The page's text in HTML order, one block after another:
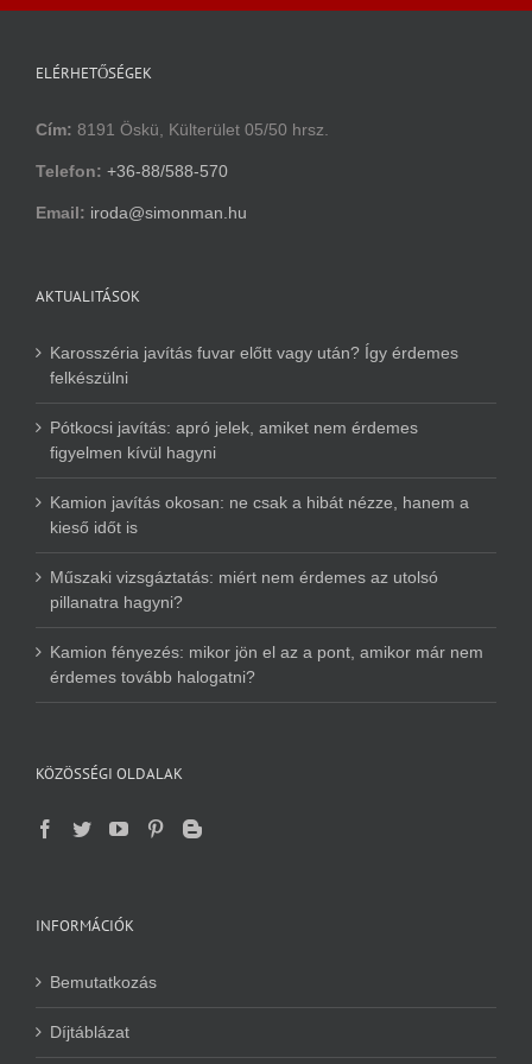
ELÉRHETŐSÉGEK
Cím: 8191 Öskü, Külterület 05/50 hrsz.
Telefon: +36-88/588-570
Email: iroda@simonman.hu
AKTUALITÁSOK
Karosszéria javítás fuvar előtt vagy után? Így érdemes
felkészülni
Pótkocsi javítás: apró jelek, amiket nem érdemes
figyelmen kívül hagyni
Kamion javítás okosan: ne csak a hibát nézze, hanem a
kieső időt is
Műszaki vizsgáztatás: miért nem érdemes az utolsó
pillanatra hagyni?
Kamion fényezés: mikor jön el az a pont, amikor már nem
érdemes tovább halogatni?
KÖZÖSSÉGI OLDALAK
INFORMÁCIÓK
Bemutatkozás
Díjtáblázat